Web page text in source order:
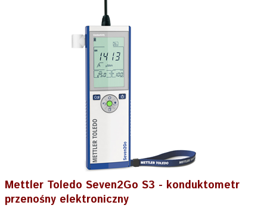
Mettler Toledo Seven2Go S3 - konduktometr
przenośny elektroniczny